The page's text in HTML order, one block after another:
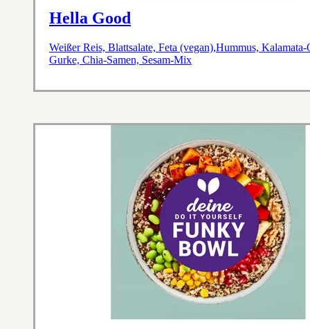
Hella Good
Weißer Reis, Blattsalate, Feta (vegan),Hummus,
Gurke, Chia-Samen, Sesam-Mix